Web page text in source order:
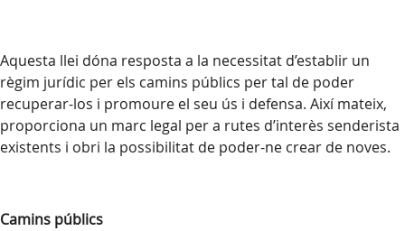
Aquesta llei dóna resposta a la necessitat d’establir un
règim jurídic per els camins públics per tal de poder
recuperar-los i promoure el seu ús i defensa. Així mateix,
proporciona un marc legal per a rutes d’interès senderista
existents i obri la possibilitat de poder-ne crear de noves.
Camins públics